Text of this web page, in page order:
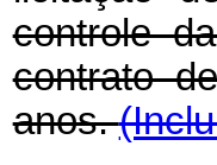
controle
contrato
anos.